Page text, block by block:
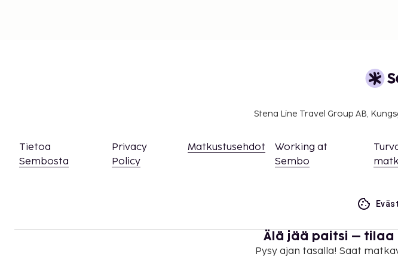
Stena Line Travel Group AB,
Tietoa
Sembosta
Privacy
Policy
Matkustusehdot
Working at
Sembo
Älä jää paitsi –
Pysy ajan tasalla! Saat